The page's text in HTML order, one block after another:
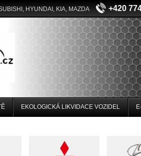
HYUNDAI, KIA, MAZDA +420
EKOLOGICKÁ LIKVIDACE VOZIDEL